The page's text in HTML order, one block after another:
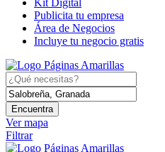
Publicita tu empresa
Área de Negocios
Incluye tu negocio gratis
Encuentra
Ver mapa
Filtrar